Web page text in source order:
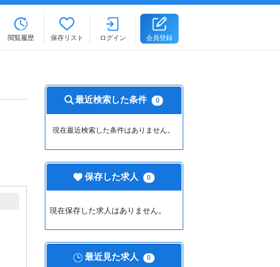
閲覧履歴 保存リスト ログイン 会員登録
最近検索した条件 0
現在最近検索した条件はありません。
保存した求人 0
現在保存した求人はありません。
最近見た求人 0